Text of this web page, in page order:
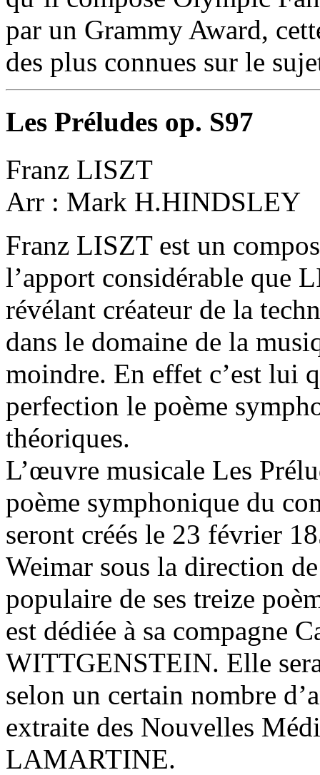
par un Grammy Award,
des plus connues sur le
Les Préludes op. S97
Franz LISZT
Arr : Mark H.HINDSLEY
Franz LISZT est un
l’apport considérable que
révélant créateur de la
dans le domaine de la
moindre. En effet c’est lui
perfection le poème
théoriques.
L’œuvre musicale Les
poème symphonique du
seront créés le 23 février
Weimar sous la direction
populaire de ses treize
est dédiée à sa compagne
WITTGENSTEIN. Elle
selon un certain nombre
extraite des Nouvelles
LAMARTINE.